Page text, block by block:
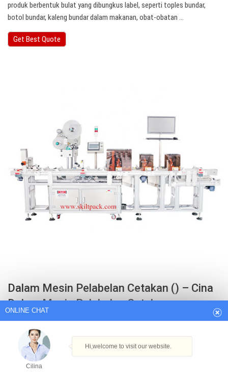
produk berbentuk bulat yang dibungkus label, seperti toples bundar,
botol bundar, kaleng bundar dalam makanan, obat-obatan ...
Get Best Quote
Dalam Mesin Pelabelan Cetakan () – Cina
Dalam Mesin Pelabelan Cetakan…
Mesin Cetak Topi. Mesin Uji Kebocoran. Mesin Pelabelan Lengan
Otomatis.
Get Best Quote
Hi,welcome to visit our website.
Cilina